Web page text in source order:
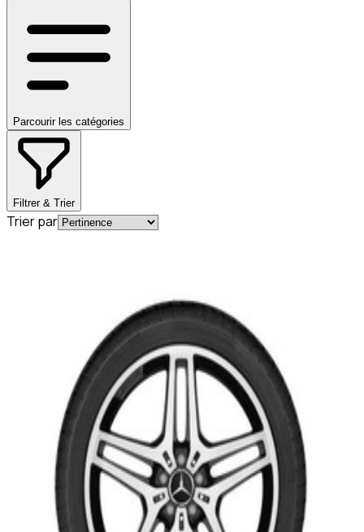
Parcourir les catégories
Filtrer & Trier
Trier par
Jante AMG Mercedes 21 pouces - GLE W167 -
9 J x 21 ET 53,5 - Coloris noir, Finition brillante